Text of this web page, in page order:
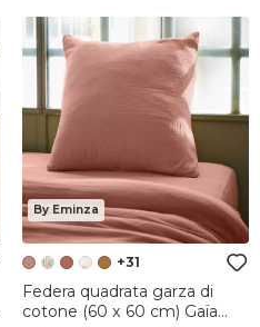
By Eminza
+31
Federa quadrata garza di
cotone (60 x 60 cm) Gaïa